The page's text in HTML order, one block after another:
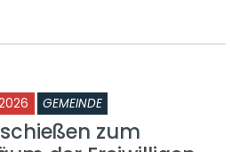
GEMEINDE
zum